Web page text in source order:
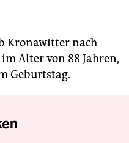
Kronawitter nach
Alter von 88 Jahren,
Geburtstag.